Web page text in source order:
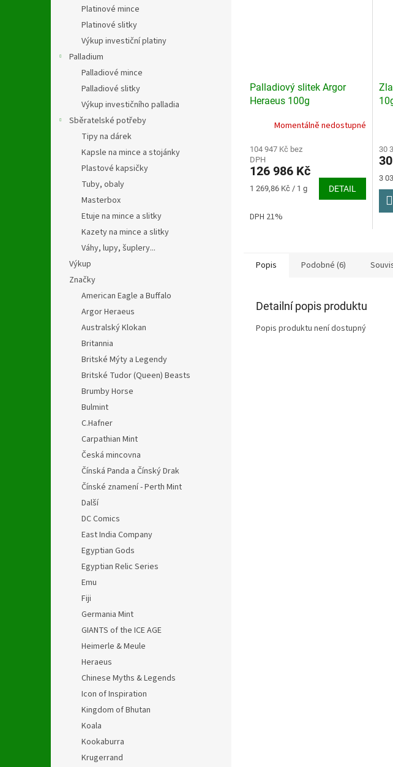
Platinové mince
Platinové slitky
Výkup investiční platiny
Palladium
Palladiové mince
Palladiové slitky
Výkup investičního palladia
Sběratelské potřeby
Tipy na dárek
Kapsle na mince a stojánky
Plastové kapsičky
Tuby, obaly
Masterbox
Etuje na mince a slitky
Kazety na mince a slitky
Váhy, lupy, šuplery...
Výkup
Značky
American Eagle a Buffalo
Argor Heraeus
Australský Klokan
Britannia
Britské Mýty a Legendy
Britské Tudor (Queen) Beasts
Brumby Horse
Bulmint
C.Hafner
Carpathian Mint
Česká mincovna
Čínská Panda a Čínský Drak
Čínské znamení - Perth Mint
Další
DC Comics
East India Company
Egyptian Gods
Egyptian Relic Series
Emu
Fiji
Germania Mint
GIANTS of the ICE AGE
Heimerle & Meule
Heraeus
Chinese Myths & Legends
Icon of Inspiration
Kingdom of Bhutan
Koala
Kookaburra
Krugerrand
Palladiový slitek Argor
Heraeus 100g
Momentálně nedostupné
104 947 Kč bez
DPH
126 986 Kč
Měrná
1 269,86 Kč / 1 g DETAIL
DPH 21%
30
3
Popis Podobné (6)
Detailní popis produktu
Popis produktu není dostupný